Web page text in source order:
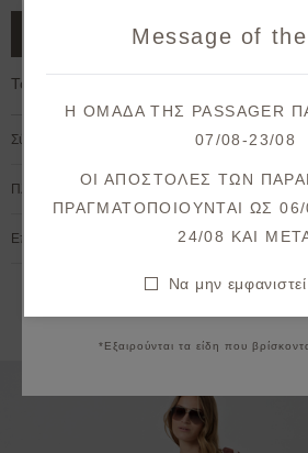
ΠΡΟΣΘΗΚΗ ΣΤΟ ΚΑΛΑΘΙ
Το μοντέλο έχει ύψος 1,78cm και
Σύνθεση & Φροντίδα
Πληρωμή & Αποστολή
Επιστροφές & Ακυρώσεις
Εναλλακτικές
στην πρώτη σας
παραλαβές & μοναδικές
Συμφωνώ με τους όρους και
*Εξαιρούνται τα είδη που
Message of
Η ΟΜΑΔΑ ΤΗΣ PASSAGER
07/08-23/08
ΟΙ ΑΠΟΣΤΟΛΕΣ ΤΩΝ
ΠΡΑΓΜΑΤΟΠΟΙΟΥΝΤΑΙ ΩΣ 06/
24/08 KAI
Να μην